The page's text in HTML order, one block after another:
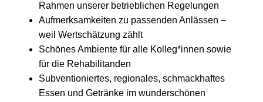
Rahmen unserer betrieblichen Regelungen
Aufmerksamkeiten zu passenden Anlässen –
weil Wertschätzung zählt
Schönes Ambiente für alle Kolleg*innen sowie
für die Rehabilitanden
Subventioniertes, regionales, schmackhaftes
Essen und Getränke im wunderschönen